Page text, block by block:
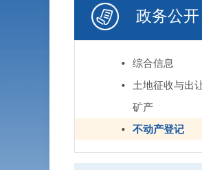
政务公开
综合信息
土地征收与出
矿产
不动产登记